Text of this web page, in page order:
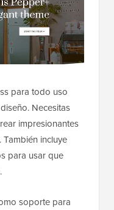
para todo uso
Necesitas
impresionantes
incluye
para usar que
soporte para